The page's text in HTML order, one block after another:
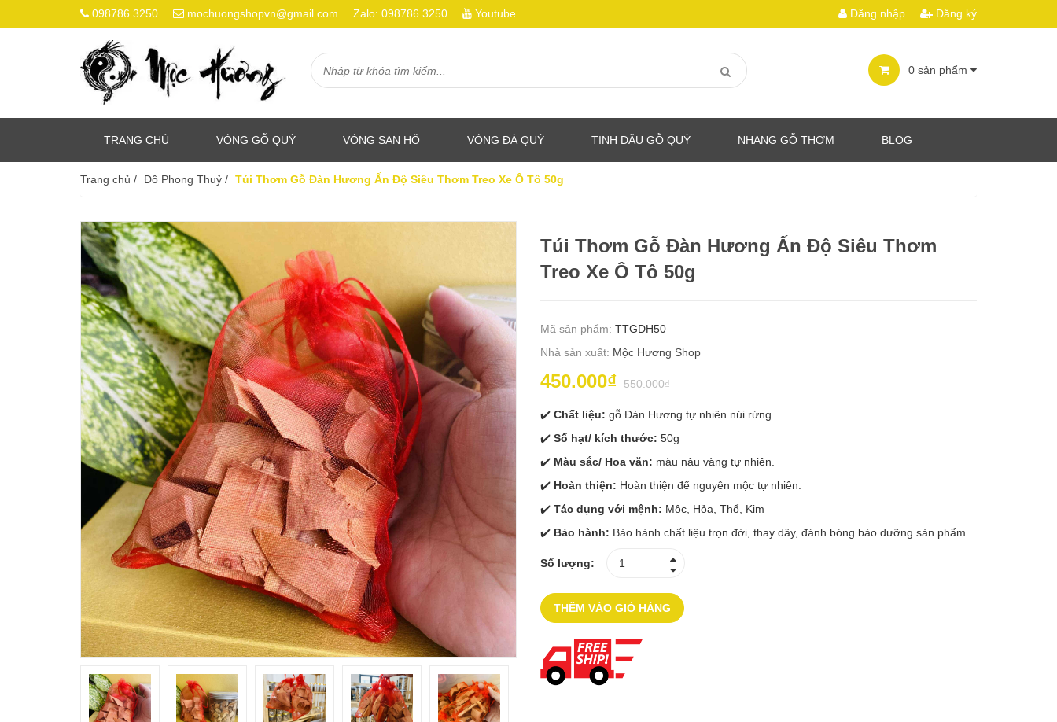
098786.3250 mochuongshopvn@gmail.com Zalo: 098786.3250 Youtube Đăng nhập Đăng ký
0 sản phẩm
TRANG CHỦ VÒNG GỖ QUÝ VÒNG SAN HÔ VÒNG ĐÁ QUÝ TINH DẦU GỖ QUÝ NHANG GỖ THƠM BLOG
Trang chủ / Đồ Phong Thuỷ / Túi Thơm Gỗ Đàn Hương Ấn Độ Siêu Thơm Treo Xe Ô Tô 50g
Túi Thơm Gỗ Đàn Hương Ấn Độ Siêu Thơm
Treo Xe Ô Tô 50g
Mã sản phẩm: TTGDH50
Nhà sản xuất: Mộc Hương Shop
450.000₫ 550.000₫
✔️ Chất liệu: gỗ Đàn Hương tự nhiên núi rừng
✔️ Số hạt/ kích thước: 50g
✔️ Màu sắc/ Hoa văn: màu nâu vàng tự nhiên.
✔️ Hoàn thiện: Hoàn thiện để nguyên mộc tự nhiên.
✔️ Tác dụng với mệnh: Mộc, Hỏa, Thổ, Kim
✔️ Bảo hành: Bảo hành chất liệu trọn đời, thay dây, đánh bóng bảo dưỡng sản phẩm
Số lượng:
THÊM VÀO GIỎ HÀNG